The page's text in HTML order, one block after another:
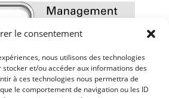
le consentement
nous utilisons des technologies
stocker et/ou accéder aux informations des
à ces technologies nous permettra de
le comportement de navigation ou les ID